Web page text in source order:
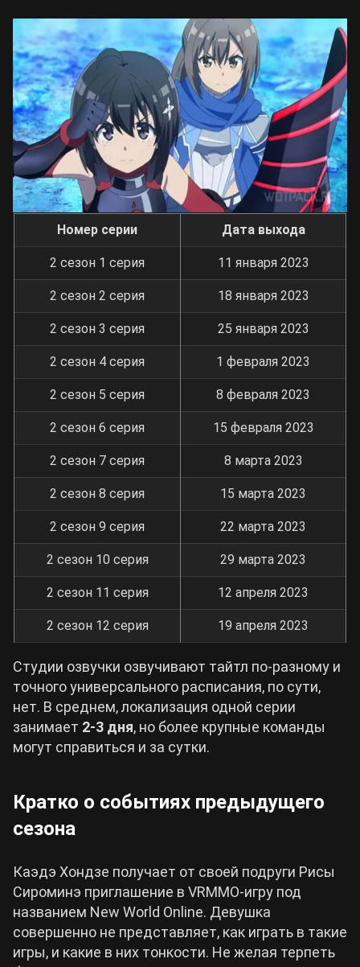
Номер серии Дата выхода
2 сезон 1 серия 11 января 2023
2 сезон 2 серия 18 января 2023
2 сезон 3 серия 25 января 2023
2 сезон 4 серия 1 февраля 2023
2 сезон 5 серия 8 февраля 2023
2 сезон 6 серия 15 февраля 2023
2 сезон 7 серия 8 марта 2023
2 сезон 8 серия 15 марта 2023
2 сезон 9 серия 22 марта 2023
2 сезон 10 серия 29 марта 2023
2 сезон 11 серия 12 апреля 2023
2 сезон 12 серия 19 апреля 2023
Студии озвучки озвучивают тайтл по-разному и
точного универсального расписания, по сути,
нет. В среднем, локализация одной серии
занимает 2-3 дня, но более крупные команды
могут справиться и за сутки.
Кратко о событиях предыдущего
сезона
Каэдэ Хондзе получает от своей подруги Рисы
Сироминэ приглашение в VRMMO-игру под
названием New World Online. Девушка
совершенно не представляет, как играть в такие
игры, и какие в них тонкости. Не желая терпеть